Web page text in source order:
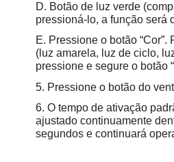
D. Botão de luz verde
pressioná-lo, a função será
E. Pressione o botão
(luz amarela, luz de ciclo,
pressione e segure o botão
5. Pressione o botão do
6. O tempo de ativação
ajustado continuamente
segundos e continuará